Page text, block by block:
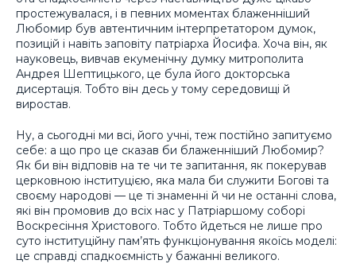
простежувалася, і в певних моментах блаженніший
Любомир був автентичним інтерпретатором думок,
позицій і навіть заповіту патріарха Йосифа. Хоча він, як
науковець, вивчав екуменічну думку митрополита
Андрея Шептицького, це була його докторська
дисертація. Тобто він десь у тому середовищі й
виростав.
Ну, а сьогодні ми всі, його учні, теж постійно запитуємо
себе: а що про це сказав би блаженніший Любомир?
Як би він відповів на те чи те запитання, як покерував
церковною інституцією, яка мала би служити Богові та
своєму народові — це ті знаменні й чи не останні слова,
які він промовив до всіх нас у Патріаршому соборі
Воскресіння Христового. Тобто йдеться не лише про
суто інституційну пам’ять функціонування якоїсь моделі:
це справді спадкоємність у бажанні великого.